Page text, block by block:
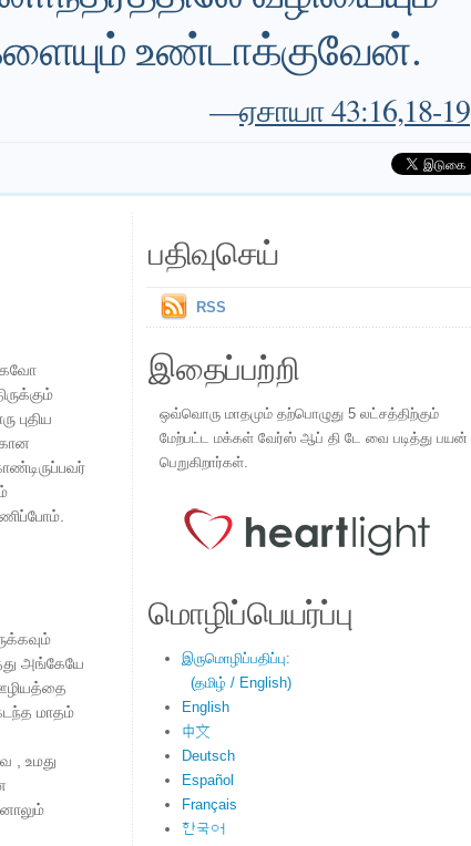
உண்டாக்குவேன்.
—ஏசாயா 43:16,18-19
புதிய
அங்கேயே
மாதம்
, உமது
பதிவுசெய்
RSS
இதைப்பற்றி
ஒவ்வொரு மாதமும் தற்பொழுது 5 லட்சத்திற்கும்
மேற்பட்ட மக்கள் வேர்ஸ் ஆப் தி டே வை படித்து பயன்
பெறுகிறார்கள்.
மொழிப்பெயர்ப்பு
இருமொழிப்பதிப்பு:
(தமிழ் / English)
English
中文
Deutsch
Español
Français
한국어